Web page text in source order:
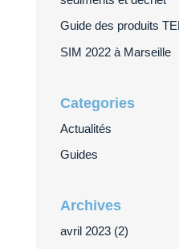
Guide des produits
SIM 2022 à Marseille
Categories
Actualités
Guides
Archives
avril 2023(2)